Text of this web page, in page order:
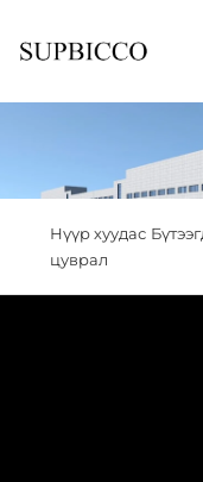
Нүүр хуудас
цуврал